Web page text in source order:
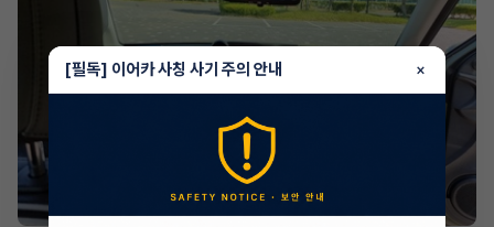
[필독] 이어카 사칭 사기 주의 안내 ×